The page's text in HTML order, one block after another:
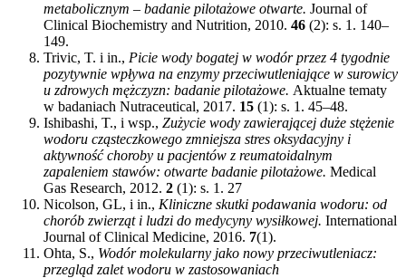
metabolicznym – badanie pilotażowe otwarte. Journal of
Clinical Biochemistry and Nutrition, 2010. 46 (2): s. 1. 140–
149.
Trivic, T. i in., Picie wody bogatej w wodór przez 4 tygodnie
pozytywnie wpływa na enzymy przeciwutleniające w surowicy
u zdrowych mężczyzn: badanie pilotażowe. Aktualne tematy
w badaniach Nutraceutical, 2017. 15 (1): s. 1. 45–48.
Ishibashi, T., i wsp., Zużycie wody zawierającej duże stężenie
wodoru cząsteczkowego zmniejsza stres oksydacyjny i
aktywność choroby u pacjentów z reumatoidalnym
zapaleniem stawów: otwarte badanie pilotażowe. Medical
Gas Research, 2012. 2 (1): s. 1. 27
Nicolson, GL, i in., Kliniczne skutki podawania wodoru: od
chorób zwierząt i ludzi do medycyny wysiłkowej. International
Journal of Clinical Medicine, 2016. 7(1).
Ohta, S., Wodór molekularny jako nowy przeciwutleniacz:
przegląd zalet wodoru w zastosowaniach